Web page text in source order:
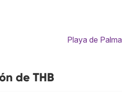
Playa de Palma
de THB